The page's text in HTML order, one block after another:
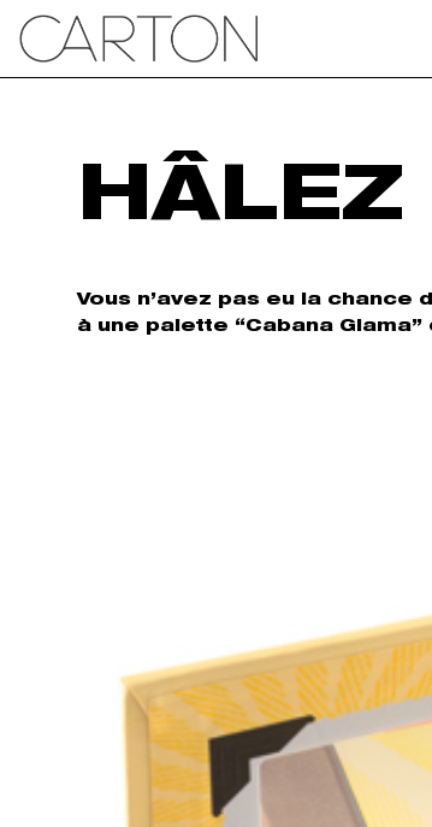
HÂLEZ
Vous n’avez pas eu la
à une palette “Cabana